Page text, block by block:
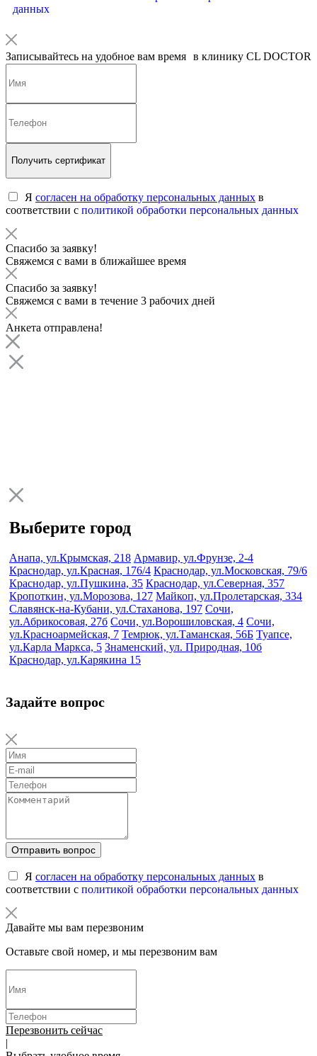
данных
Записывайтесь на удобное вам время в клинику CL DOCTOR
Получить сертификат
Я согласен на обработку персональных данных в
соответствии с политикой обработки персональных данных
Спасибо за заявку!
Свяжемся с вами в ближайшее время
Спасибо за заявку!
Свяжемся с вами в течение 3 рабочих дней
Анкета отправлена!
Выберите город
Анапа, ул.Крымская, 218 Армавир, ул.Фрунзе, 2-4
Краснодар, ул.Красная, 176/4 Краснодар, ул.Московская, 79/6
Краснодар, ул.Пушкина, 35 Краснодар, ул.Северная, 357
Кропоткин, ул.Морозова, 127 Майкоп, ул.Пролетарская, 334
Славянск-на-Кубани, ул.Стаханова, 197 Сочи,
ул.Абрикосовая, 27б Сочи, ул.Ворошиловская, 4 Сочи,
ул.Красноармейская, 7 Темрюк, ул.Таманская, 56Б Туапсе,
ул.Карла Маркса, 5 Знаменский, ул. Природная, 10б
Краснодар, ул.Карякина 15
Задайте вопрос
Отправить вопрос
Я согласен на обработку персональных данных в
соответствии с политикой обработки персональных данных
Давайте мы вам перезвоним
Оставьте свой номер, и мы перезвоним вам
Перезвонить сейчас
|